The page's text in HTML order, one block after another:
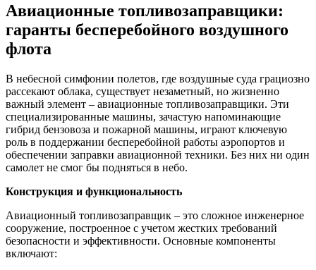
Авиационные топливозаправщики:
гаранты бесперебойного воздушного
флота
В небесной симфонии полетов, где воздушные суда грациозно
рассекают облака, существует незаметный, но жизненно
важный элемент – авиационные топливозаправщики. Эти
специализированные машины, зачастую напоминающие
гибрид бензовоза и пожарной машины, играют ключевую
роль в поддержании бесперебойной работы аэропортов и
обеспечении заправки авиационной техники. Без них ни один
самолет не смог бы подняться в небо.
Конструкция и функциональность
Авиационный топливозаправщик – это сложное инженерное
сооружение, построенное с учетом жестких требований
безопасности и эффективности. Основные компоненты
включают: